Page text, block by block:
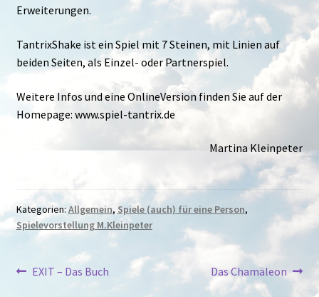
Erweiterungen.
TantrixShake ist ein Spiel mit 7 Steinen, mit Linien auf
beiden Seiten, als Einzel- oder Partnerspiel.
Weitere Infos und eine OnlineVersion finden Sie auf der
Homepage: www.spiel-tantrix.de
Martina Kleinpeter
Kategorien: Allgemein, Spiele (auch) für eine Person,
Spielevorstellung M.Kleinpeter
Beitragsnavigation
Vorheriger
EXIT – Das Buch
Nächster
Beitrag:
Das Chamäleon